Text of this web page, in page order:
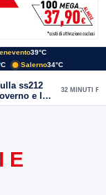
39°C
Salerno34°C
ss212
e la
32 MINUTI FA
E